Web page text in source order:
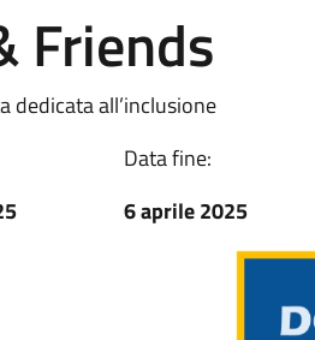
Friends
dedicata all’inclusione
Data fine:
6 aprile 2025